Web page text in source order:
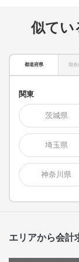
似てい
都道府県 現在
関東
茨城県
埼玉県
神奈川県
エリアから会計